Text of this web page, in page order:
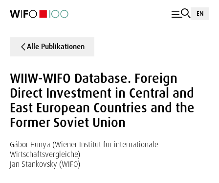
EN
Alle Publikationen
WIIW-WIFO Database. Foreign
Direct Investment in Central and
East European Countries and the
Former Soviet Union
Gábor Hunya (Wiener Institut für internationale
Wirtschaftsvergleiche)
Jan Stankovsky (WIFO)